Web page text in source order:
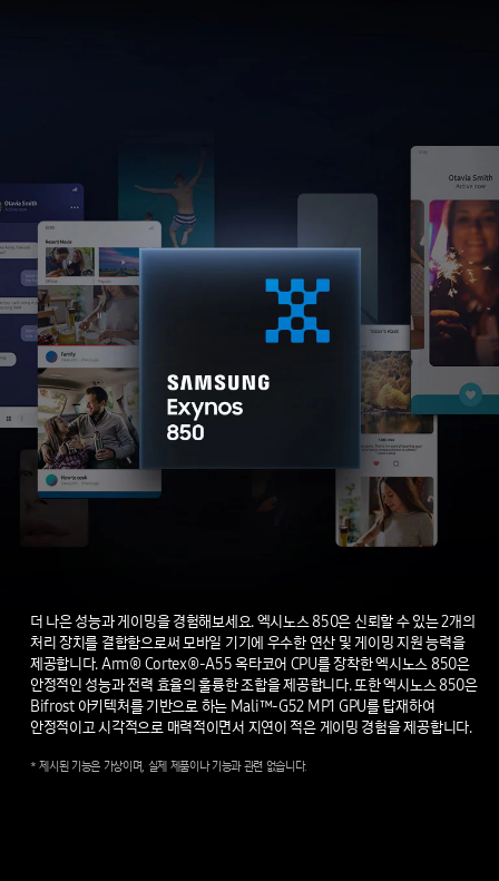
더 나은 성능과 게이밍을 경험해보세요. 엑시노스 850은 신뢰할 수 있는 2개의
처리 장치를 결합함으로써 모바일 기기에 우수한 연산 및 게이밍 지원 능력을
제공합니다. Arm® Cortex®-A55 옥타코어 CPU를 장착한 엑시노스 850은
안정적인 성능과 전력 효율의 훌륭한 조합을 제공합니다. 또한 엑시노스 850은
Bifrost 아키텍처를 기반으로 하는 Mali™-G52 MP1 GPU를 탑재하여
안정적이고 시각적으로 매력적이면서 지연이 적은 게이밍 경험을 제공합니다.
* 제시된 기능은 가상이며, 실제제품이나 기능과관련 없습니다.